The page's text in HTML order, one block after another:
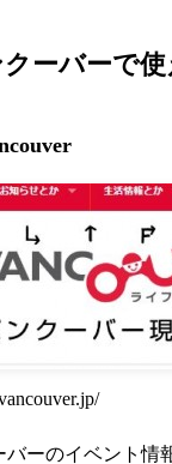
ーバーで
バーのイベント情